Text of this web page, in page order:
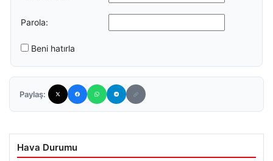
Parola:
Beni hatırla
Paylaş:
Hava Durumu